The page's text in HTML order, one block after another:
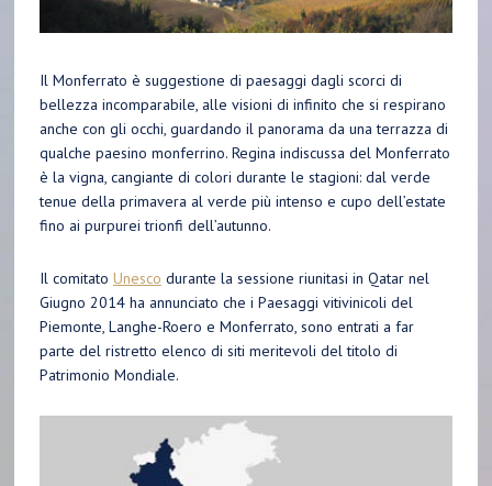
Il Monferrato è suggestione di paesaggi dagli scorci di
bellezza incomparabile, alle visioni di infinito che si respirano
anche con gli occhi, guardando il panorama da una terrazza di
qualche paesino monferrino. Regina indiscussa del Monferrato
è la vigna, cangiante di colori durante le stagioni: dal verde
tenue della primavera al verde più intenso e cupo dell’estate
fino ai purpurei trionfi dell’autunno.
Il comitato Unesco durante la sessione riunitasi in Qatar nel
Giugno 2014 ha annunciato che i Paesaggi vitivinicoli del
Piemonte, Langhe-Roero e Monferrato, sono entrati a far
parte del ristretto elenco di siti meritevoli del titolo di
Patrimonio Mondiale.